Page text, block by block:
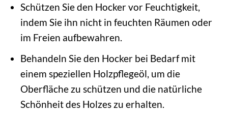
Schützen Sie den Hocker vor Feuchtigkeit,
indem Sie ihn nicht in feuchten Räumen oder
im Freien aufbewahren.
Behandeln Sie den Hocker bei Bedarf mit
einem speziellen Holzpflegeöl, um die
Oberfläche zu schützen und die natürliche
Schönheit des Holzes zu erhalten.